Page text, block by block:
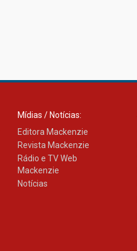
Mídias / Notícias:
Editora Mackenzie
Revista Mackenzie
Rádio e TV Web
Mackenzie
Notícias